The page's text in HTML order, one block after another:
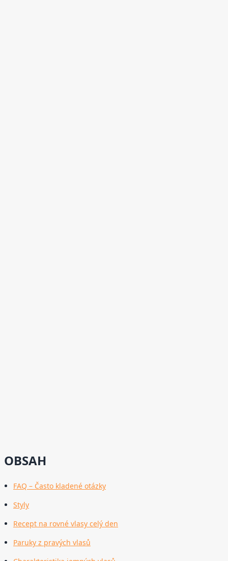
OBSAH
FAQ – Často kladené otázky
Styly
Recept na rovné vlasy celý den
Paruky z pravých vlasů